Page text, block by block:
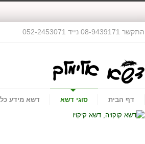
התקשר 08-9439171 נייד 052-2453071
דף הבית סוגי דשא דשא מידע